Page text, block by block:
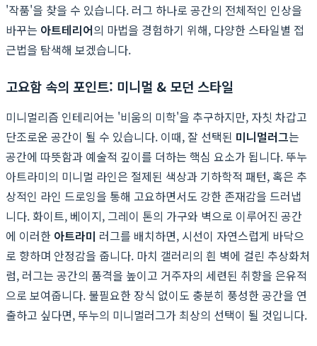
'작품'을 찾을 수 있습니다. 러그 하나로 공간의 전체적인 인상을
바꾸는 아트테리어의 마법을 경험하기 위해, 다양한 스타일별 접
근법을 탐색해 보겠습니다.
고요함 속의 포인트: 미니멀 & 모던 스타일
미니멀리즘 인테리어는 '비움의 미학'을 추구하지만, 자칫 차갑고
단조로운 공간이 될 수 있습니다. 이때, 잘 선택된 미니멀러그는
공간에 따뜻함과 예술적 깊이를 더하는 핵심 요소가 됩니다. 뚜누
아트라미의 미니멀 라인은 절제된 색상과 기하학적 패턴, 혹은 추
상적인 라인 드로잉을 통해 고요하면서도 강한 존재감을 드러냅
니다. 화이트, 베이지, 그레이 톤의 가구와 벽으로 이루어진 공간
에 이러한 아트라미 러그를 배치하면, 시선이 자연스럽게 바닥으
로 향하며 안정감을 줍니다. 마치 갤러리의 흰 벽에 걸린 추상화처
럼, 러그는 공간의 품격을 높이고 거주자의 세련된 취향을 은유적
으로 보여줍니다. 불필요한 장식 없이도 충분히 풍성한 공간을 연
출하고 싶다면, 뚜누의 미니멀러그가 최상의 선택이 될 것입니다.